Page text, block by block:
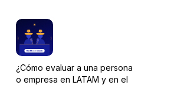
¿Cómo evaluar a una persona
o empresa en LATAM y en el